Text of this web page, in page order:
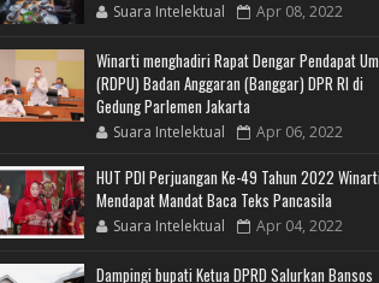
Suara Intelektual Apr 08, 2022
Winarti menghadiri Rapat Dengar Pendapat
(RDPU) Badan Anggaran (Banggar) DPR RI di
Gedung Parlemen Jakarta
Suara Intelektual Apr 06, 2022
HUT PDI Perjuangan Ke-49 Tahun 2022 Winarti
Mendapat Mandat Baca Teks Pancasila
Suara Intelektual Apr 04, 2022
Dampingi bupati Ketua DPRD Salurkan Bansos